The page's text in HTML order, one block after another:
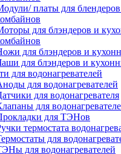
платы для
для блэндеров и
для блэндеров и
для блэндеров и
для водонагревателей
для водонагревателей
для водонагревателя
для
для ТЭНов
термостата
для
для водонагревателей